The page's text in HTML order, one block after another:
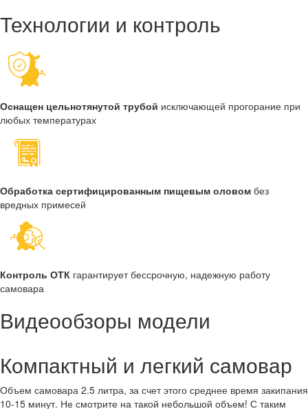
Технологии и контроль
Оснащен цельнотянутой трубой исключающей прогорание при
любых температурах
Обработка сертифицированным пищевым оловом без
вредных примесей
Контроль ОТК гарантирует бессрочную, надежную работу
самовара
Видеообзоры модели
Компактный и легкий самовар
Объем самовара 2.5 литра, за счет этого среднее время закипания
10-15 минут. Не смотрите на такой небольшой объем! С таким